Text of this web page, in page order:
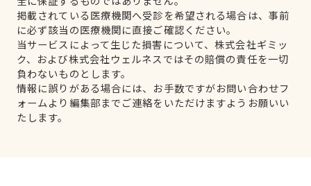
掲載されている医療機関へ受診を希望される場合は、事前
に必ず該当の医療機関に直接ご確認ください。
当サービスによって生じた損害について、株式会社ギミッ
ク、および株式会社ウェルネスではその賠償の責任を一切
負わないものとします。
情報に誤りがある場合には、お手数ですがお問い合わせフ
ォームより編集部までご連絡をいただけますようお願いい
たします。